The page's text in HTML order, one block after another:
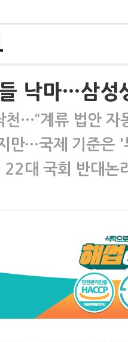
낙마…삼성
천…“계류 법안 자
만…국제 기준은 '
22대 국회 반대논